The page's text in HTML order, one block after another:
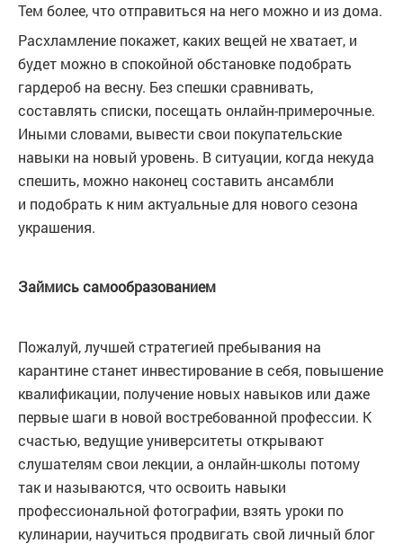
Тем более, что отправиться на него можно и из дома.
Расхламление покажет, каких вещей не хватает, и
будет можно в спокойной обстановке подобрать
гардероб на весну. Без спешки сравнивать,
составлять списки, посещать онлайн-примерочные.
Иными словами, вывести свои покупательские
навыки на новый уровень. В ситуации, когда некуда
спешить, можно наконец составить ансамбли
и подобрать к ним актуальные для нового сезона
украшения.
Займись самообразованием
Пожалуй, лучшей стратегией пребывания на
карантине станет инвестирование в себя, повышение
квалификации, получение новых навыков или даже
первые шаги в новой востребованной профессии. К
счастью, ведущие университеты открывают
слушателям свои лекции, а онлайн-школы потому
так и называются, что освоить навыки
профессиональной фотографии, взять уроки по
кулинарии, научиться продвигать свой личный блог